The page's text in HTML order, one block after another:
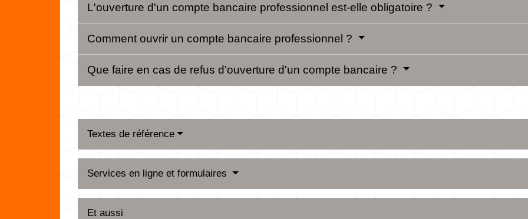
L'ouverture d'un compte bancaire professionnel est-elle obligatoire ?
Comment ouvrir un compte bancaire professionnel ?
Que faire en cas de refus d'ouverture d'un compte bancaire ?
Textes de référence
Services en ligne et formulaires
Et aussi